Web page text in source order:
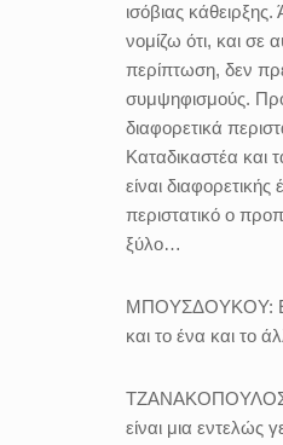
ισόβιας
νομίζω ότι, και σε
περίπτωση, δεν
συμψηφισμούς.
διαφορετικά
Καταδικαστέα και
είναι διαφορετικής
περιστατικό ο
ξύλο…
ΜΠΟΥΣΔΟΥΚΟΥ:
και το ένα και το
είναι μια εντελώς